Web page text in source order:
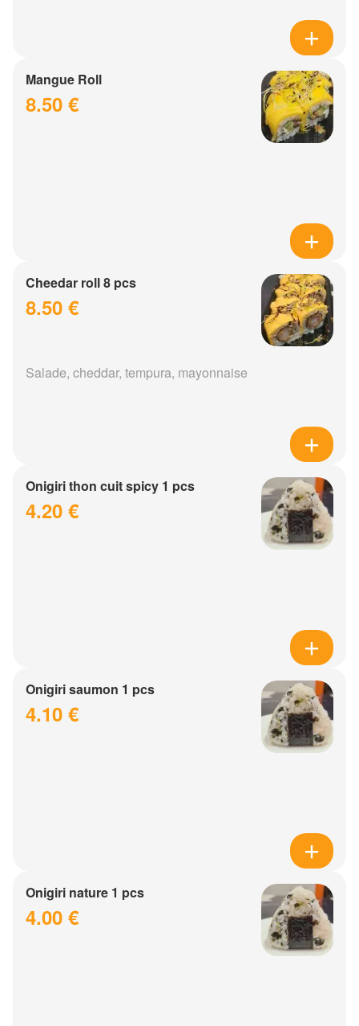
Mangue Roll
8.50 €
Cheedar roll 8 pcs
8.50 €
Salade, cheddar, tempura, mayonnaise
Onigiri thon cuit spicy 1 pcs
4.20 €
Onigiri saumon 1 pcs
4.10 €
Onigiri nature 1 pcs
4.00 €